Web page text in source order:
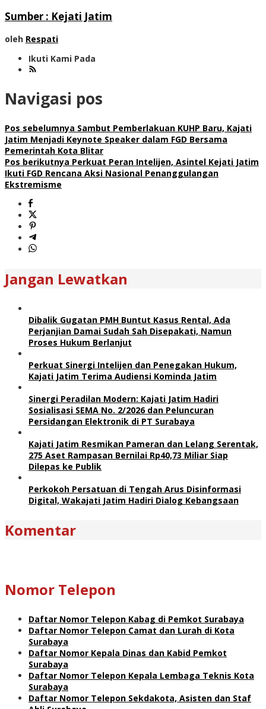
Sumber : Kejati Jatim
oleh Respati
Ikuti Kami Pada
Navigasi pos
Pos sebelumnya Sambut Pemberlakuan KUHP Baru, Kajati
Jatim Menjadi Keynote Speaker dalam FGD Bersama
Pemerintah Kota Blitar
Pos berikutnya Perkuat Peran Intelijen, Asintel Kejati Jatim
Ikuti FGD Rencana Aksi Nasional Penanggulangan
Ekstremisme
Jangan Lewatkan
Dibalik Gugatan PMH Buntut Kasus Rental, Ada
Perjanjian Damai Sudah Sah Disepakati, Namun
Proses Hukum Berlanjut
Perkuat Sinergi Intelijen dan Penegakan Hukum,
Kajati Jatim Terima Audiensi Kominda Jatim
Sinergi Peradilan Modern: Kajati Jatim Hadiri
Sosialisasi SEMA No. 2/2026 dan Peluncuran
Persidangan Elektronik di PT Surabaya
Kajati Jatim Resmikan Pameran dan Lelang Serentak,
275 Aset Rampasan Bernilai Rp40,73 Miliar Siap
Dilepas ke Publik
Perkokoh Persatuan di Tengah Arus Disinformasi
Digital, Wakajati Jatim Hadiri Dialog Kebangsaan
Komentar
Nomor Telepon
Daftar Nomor Telepon Kabag di Pemkot Surabaya
Daftar Nomor Telepon Camat dan Lurah di Kota
Surabaya
Daftar Nomor Kepala Dinas dan Kabid Pemkot
Surabaya
Daftar Nomor Telepon Kepala Lembaga Teknis Kota
Surabaya
Daftar Nomor Telepon Sekdakota, Asisten dan Staf